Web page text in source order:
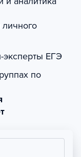
эксперты ЕГЭ
по